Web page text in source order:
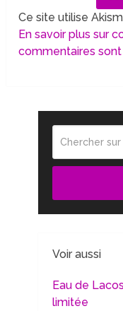
Ce site utilise
En savoir plus sur
commentaires
Voir aussi
Eau de
limitée